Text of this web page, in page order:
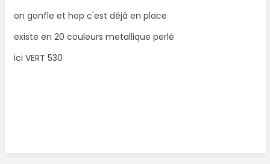
on gonfle et hop c'est déjà en place
existe en 20 couleurs metallique perlé
ici VERT 530